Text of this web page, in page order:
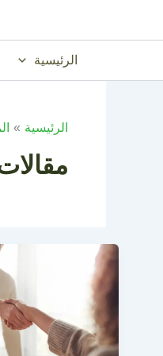
الرئيسية
الرئيسية